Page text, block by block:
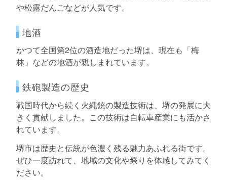
や松露だんごなどが人気です。
地酒
かつて全国第2位の酒造地だった堺は、現在も「梅
林」などの地酒が親しまれています。
鉄砲製造の歴史
戦国時代から続く火縄銃の製造技術は、堺の発展に大
きく貢献しました。この技術は自転車産業にも活かさ
れています。
堺市は歴史と伝統が色濃く残る魅力あふれる街です。
ぜひ一度訪れて、地域の文化や祭りを体感してみてく
ださい。